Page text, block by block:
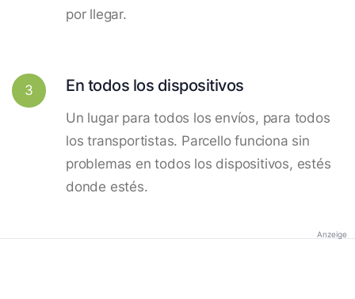
por llegar.
3 En todos los dispositivos
Un lugar para todos los envíos, para todos
los transportistas. Parcello funciona sin
problemas en todos los dispositivos, estés
donde estés.
Anzeige